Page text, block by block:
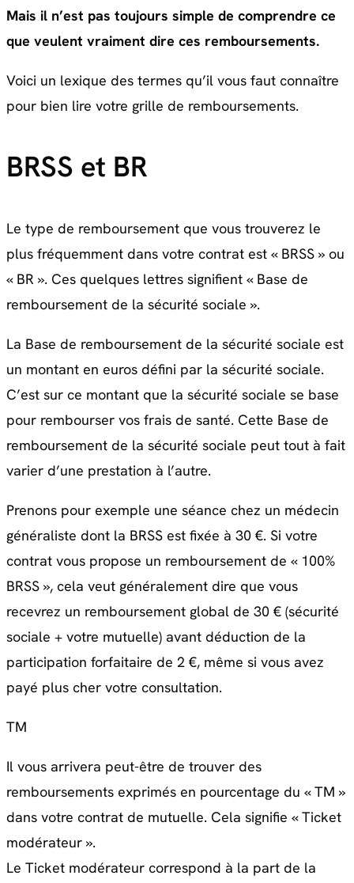
Mais il n’est pas toujours simple de comprendre ce
que veulent vraiment dire ces remboursements.
Voici un lexique des termes qu’il vous faut connaître
pour bien lire votre grille de remboursements.
BRSS et BR
Le type de remboursement que vous trouverez le
plus fréquemment dans votre contrat est « BRSS » ou
« BR ». Ces quelques lettres signifient « Base de
remboursement de la sécurité sociale ».
La Base de remboursement de la sécurité sociale est
un montant en euros défini par la sécurité sociale.
C’est sur ce montant que la sécurité sociale se base
pour rembourser vos frais de santé. Cette Base de
remboursement de la sécurité sociale peut tout à fait
varier d’une prestation à l’autre.
Prenons pour exemple une séance chez un médecin
généraliste dont la BRSS est fixée à 30 €. Si votre
contrat vous propose un remboursement de « 100%
BRSS », cela veut généralement dire que vous
recevrez un remboursement global de 30 € (sécurité
sociale + votre mutuelle) avant déduction de la
participation forfaitaire de 2 €, même si vous avez
payé plus cher votre consultation.
TM
Il vous arrivera peut-être de trouver des
remboursements exprimés en pourcentage du « TM »
dans votre contrat de mutuelle. Cela signifie « Ticket
modérateur ».
Le Ticket modérateur correspond à la part de la